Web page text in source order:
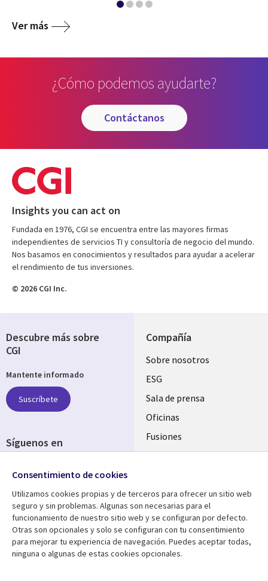
Ver más
¿Cómo podemos ayudarte?
contáctanos
Insights you can act on
Fundada en 1976, CGI se encuentra entre las mayores firmas
independientes de servicios TI y consultoría de negocio del mundo.
Nos basamos en conocimientos y resultados para ayudar a acelerar
el rendimiento de tus inversiones.
© 2026 CGI Inc.
Compañía
Useful
links
SPAIN
Sobre nosotros
ESG
Sala de prensa
Oficinas
Fusiones
Inversores
Centro de Recursos
Library
Links
Artículos
Blogs
Ayuda
Legal
SPAIN
Aviso Legal
Política de Privacidad
Descubre más sobre
CGI
Mantente informado
Suscríbete
Síguenos en
Media
SPAIN
Consentimiento de cookies
Utilizamos cookies propias y de terceros para ofrecer un sitio web
seguro y sin problemas. Algunas son necesarias para el
funcionamiento de nuestro sitio web y se configuran por defecto.
Otras son opcionales y solo se configuran con tu consentimiento
para mejorar tu experiencia de navegación. Puedes aceptar todas,
ninguna o algunas de estas cookies opcionales.